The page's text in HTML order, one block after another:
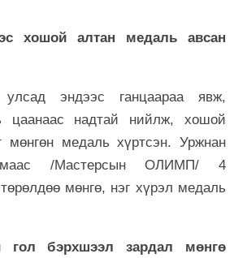
хошой алтан медаль авсан
эндээс ганцаараа явж,
цаанаас надтай нийлж, хошой
мөнгөн медаль хүртсэн. Уржнан
/Мастерсын ОЛИМП/ 4
мөнгө, нэг хүрэл медаль
гол бэрхшээл зардал мөнгө